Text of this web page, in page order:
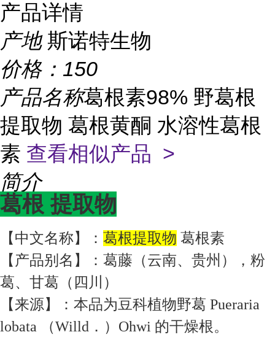
产品详情
产地 斯诺特生物
价格： 150
产品名称葛根素98% 野葛根
提取物 葛根黄酮 水溶性葛根
素 查看相似产品 >
简介
葛根 提取物
【中文名称】： 葛根提取物 葛根素
【产品别名】：葛藤（云南、贵州），粉
葛、甘葛（四川）
【来源】：本品为豆科植物野葛 Pueraria
lobata （Willd．）Ohwi 的干燥根。